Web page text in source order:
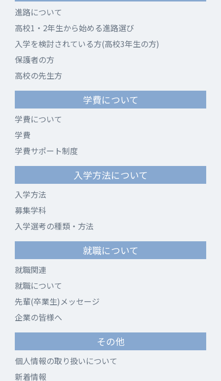
進路について
高校1・2年生から始める進路選び
入学を検討されている方(高校3年生の方)
保護者の方
高校の先生方
学費について
学費について
学費
学費サポート制度
入学方法について
入学方法
募集学科
入学選考の種類・方法
就職について
就職関連
就職について
先輩(卒業生)メッセージ
企業の皆様へ
その他
個人情報の取り扱いについて
新着情報